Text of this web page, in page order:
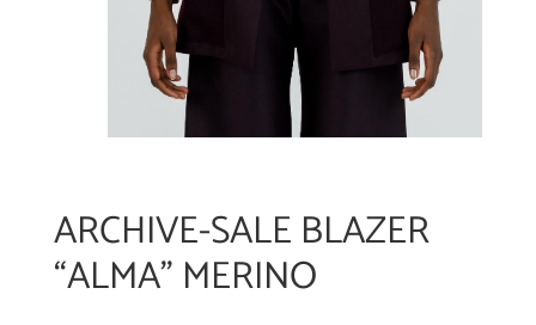
ARCHIVE-SALE BLAZER
“ALMA” MERINO